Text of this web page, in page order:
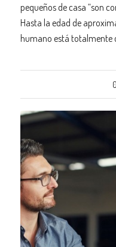
pequeños de casa “son
Hasta la edad de
humano está totalmente